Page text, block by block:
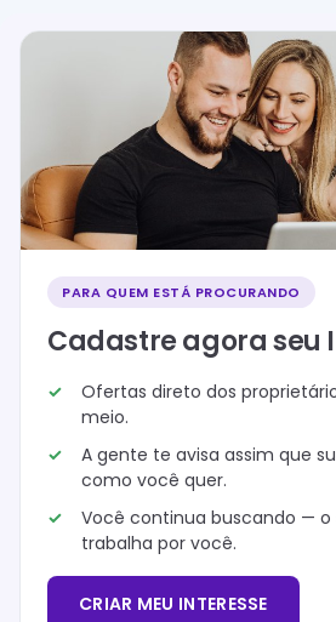
PARA QUEM ESTÁ PROCURANDO
Cadastre agora seu
Ofertas direto dos
meio.
A gente te avisa assim que
como você quer.
Você continua buscando — o
trabalha por você.
CRIAR MEU INTERESSE